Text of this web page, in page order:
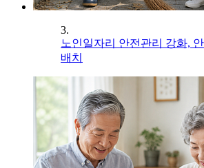
3.
노인일자리 안전관리 강화,
배치